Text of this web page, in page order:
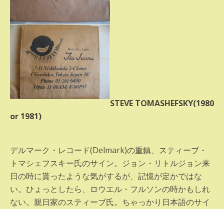
STEVE TOMASHEFSKY(1980
or 1981)
デルマーク・レコード(Delmark)の重鎮、スティーブ・
トマシェフスキー氏のサイン。ジョン・リトルジョン来
日の時に貰ったような気がするが、記憶が定かではな
い。ひょっとしたら、ロウエル・フルソンの時かもしれ
ない。親日家のスティーブ氏。ちゃっかり日本語のサイ